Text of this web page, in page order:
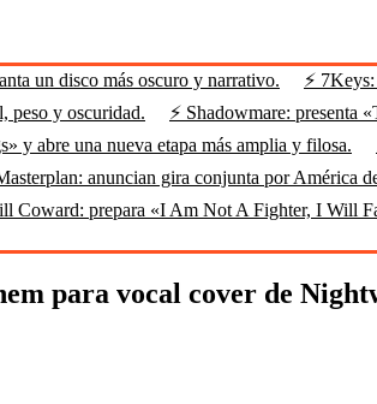
un disco más oscuro y narrativo. ⚡
peso y oscuridad.
⚡ Shadowmare: presenta
y abre una nueva etapa más amplia y filosa.
anuncian gira conjunta por América
Coward: prepara «I Am Not A Fighter, I Will
para vocal cover de